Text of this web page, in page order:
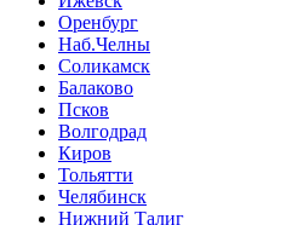
Оренбург
Наб.Челны
Соликамск
Балаково
Псков
Волгодрад
Киров
Тольятти
Челябинск
Нижний Талиг